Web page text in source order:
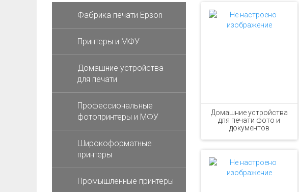
Домашние устройства
для печати фото и
документов
Фабрика печати Epson
Принтеры и МФУ
Домашние устройства
для печати
Профессиональные
фотопринтеры и МФУ
Широкоформатные
принтеры
Промышленные принтеры